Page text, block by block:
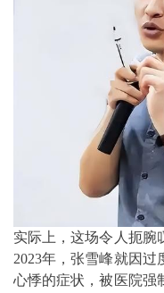
实际上，这场令人扼腕
2023年，张雪峰就因
心悸的症状，被医院强